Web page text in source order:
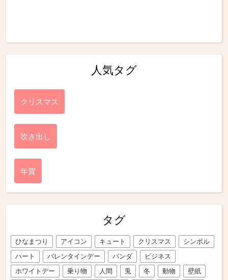
人気タグ
クリスマス
吹き出し
年賀
タグ
ひなまつり アイコン キュート クリスマス
シンボル
ハート
バレンタインデー パンダ
ビジネス
ホワイトデー
乗り物 人間 兎 冬 動物
壁紙